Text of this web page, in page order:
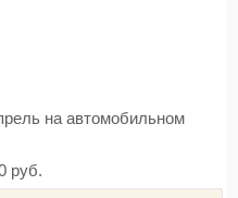
на автомобильном
руб.